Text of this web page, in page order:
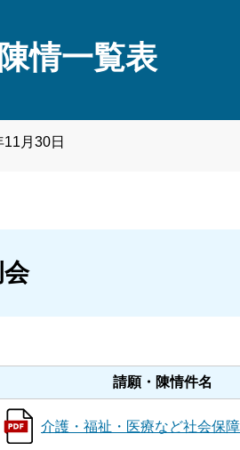
情一覧表
月30日
請願・陳情件名
介護・福祉・医療など社会保